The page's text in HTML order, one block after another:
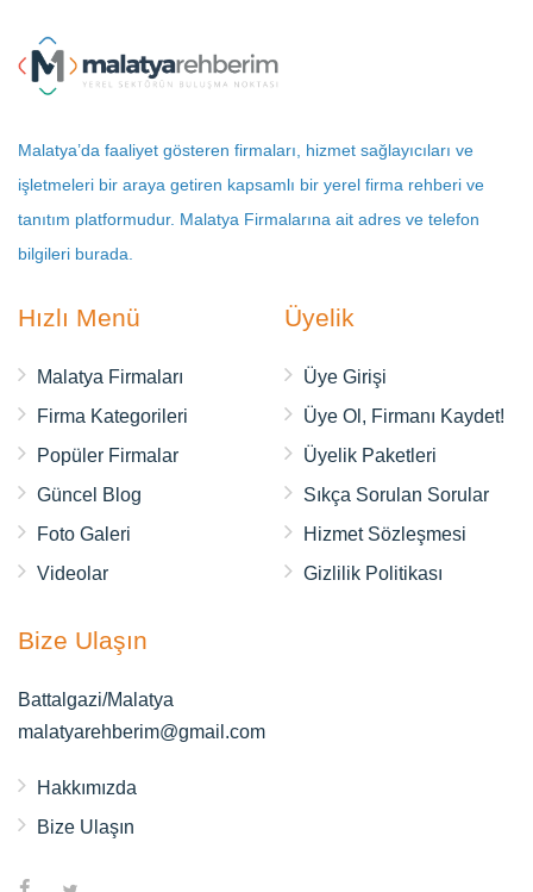
Malatya’da faaliyet gösteren firmaları, hizmet sağlayıcıları ve
işletmeleri bir araya getiren kapsamlı bir yerel firma rehberi ve
tanıtım platformudur. Malatya Firmalarına ait adres ve telefon
bilgileri burada.
Hızlı Menü
Malatya Firmaları
Firma Kategorileri
Popüler Firmalar
Güncel Blog
Foto Galeri
Videolar
Üyelik
Üye Girişi
Üye Ol, Firmanı Kaydet!
Üyelik Paketleri
Sıkça Sorulan Sorular
Hizmet Sözleşmesi
Gizlilik Politikası
Bize Ulaşın
Battalgazi/Malatya
malatyarehberim@gmail.com
Hakkımızda
Bize Ulaşın